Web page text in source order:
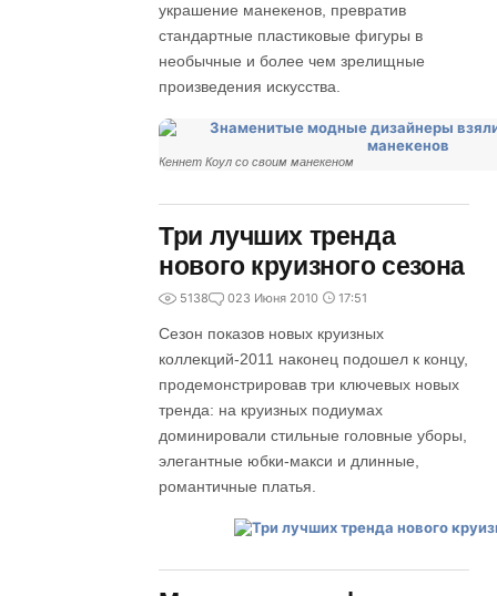
украшение манекенов, превратив
стандартные пластиковые фигуры в
необычные и более чем зрелищные
произведения искусства.
Кеннет Коул со своим манекеном
Три лучших тренда
нового круизного сезона
5138 023 Июня 2010 17:51
Сезон показов новых круизных
коллекций-2011 наконец подошел к концу,
продемонстрировав три ключевых новых
тренда: на круизных подиумах
доминировали стильные головные уборы,
элегантные юбки-макси и длинные,
романтичные платья.